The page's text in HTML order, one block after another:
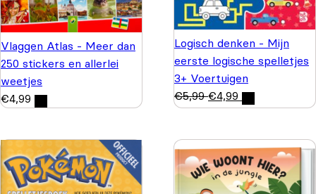
Vlaggen Atlas - Meer dan
250 stickers en allerlei
weetjes
€4,99
Logisch denken - Mijn
eerste logische spelletjes
3+ Voertuigen
€5,99 €4,99